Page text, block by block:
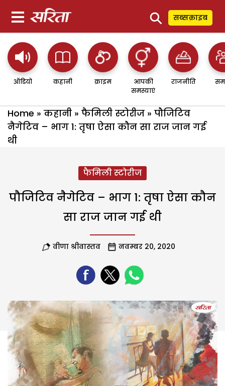
⚲ सब्सक्राइब
ऑडियो कहानी क्राइम
आपकी
समस्याएं
राजनीति
Home » कहानी » फैमिली स्टोरीज » पौजिटिव
नैगेटिव – भाग 1: तृषा ऐसा कौन सा राज जान गई
थी
फैमिली स्टोरीज
पौजिटिव नैगेटिव – भाग 1: तृषा ऐसा कौन
सा राज जान गई थी
वीणा श्रीवास्तव नवम्बर 20, 2020